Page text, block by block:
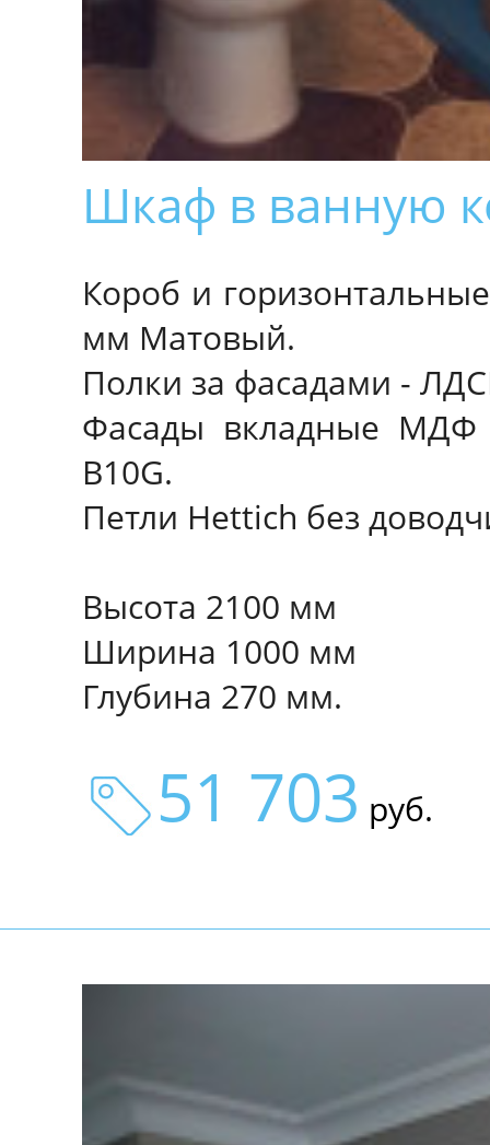
Шкаф в ванную
Короб и
мм Матовый.
Полки за фасадами -
Фасады вкладные МДФ
B10G.
Петли Hettich без
Высота 2100 мм
Ширина 1000 мм
Глубина 270 мм.
51 703 руб.